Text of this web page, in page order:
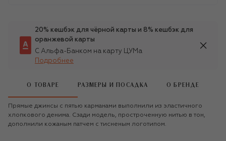
20% кешбэк для чёрной карты и 8% кешбэк для
оранжевой карты
С Альфа-Банком на карту ЦУМа
Подробнее
О ТОВАРЕ РАЗМЕРЫ И ПОСАДКА О БРЕНДЕ
Прямые джинсы с пятью карманами выполнили из эластичного
хлопкового денима. Сзади модель, простроченную нитью в тон,
дополнили кожаным патчем с тисненым логотипом.